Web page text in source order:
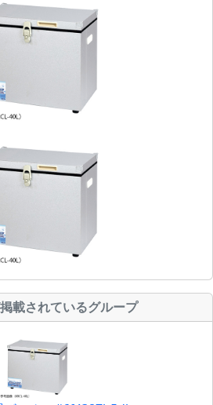
載されているグループ